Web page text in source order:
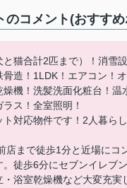
のコメント(おすす
猫合計2匹まで）！消雪
骨造！1LDK！エアコン！
燥機！洗髪洗面化粧台！
ス！全室照明！
対応物件です！2人暮ら
店まで徒歩1分と近場に
徒歩6分にセブンイレブ
浴室乾燥機など大変充